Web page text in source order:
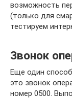
возможность
(только для
тестируем
Звонок
Еще один
это звонок
номер 0500.